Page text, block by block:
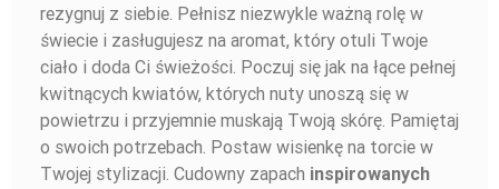
rezygnuj z siebie. Pełnisz niezwykle ważną rolę w
świecie i zasługujesz na aromat, który otuli Twoje
ciało i doda Ci świeżości. Poczuj się jak na łące pełnej
kwitnących kwiatów, których nuty unoszą się w
powietrzu i przyjemnie muskają Twoją skórę. Pamiętaj
o swoich potrzebach. Postaw wisienkę na torcie w
Twojej stylizacji. Cudowny zapach inspirowanych